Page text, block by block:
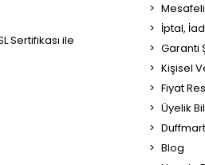
Sertifikası ile
İptal,
Garanti
Kişisel
Fiyat
Üyelik
Blog